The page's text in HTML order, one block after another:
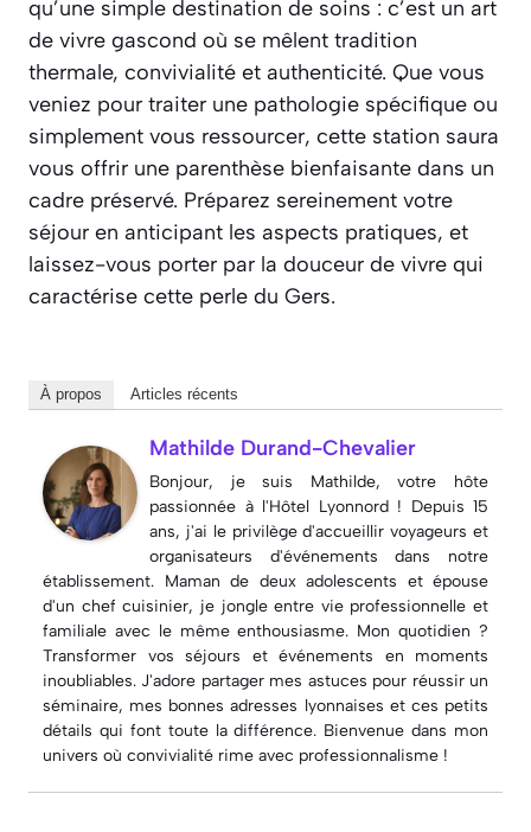
qu’une simple destination de soins : c’est un art
de vivre gascond où se mêlent tradition
thermale, convivialité et authenticité. Que vous
veniez pour traiter une pathologie spécifique ou
simplement vous ressourcer, cette station saura
vous offrir une parenthèse bienfaisante dans un
cadre préservé. Préparez sereinement votre
séjour en anticipant les aspects pratiques, et
laissez-vous porter par la douceur de vivre qui
caractérise cette perle du Gers.
À propos Articles récents
Mathilde Durand-Chevalier
Bonjour, je suis Mathilde, votre hôte
passionnée à l'Hôtel Lyonnord ! Depuis 15
ans, j'ai le privilège d'accueillir voyageurs et
organisateurs d'événements dans notre
établissement. Maman de deux adolescents et épouse
d'un chef cuisinier, je jongle entre vie professionnelle et
familiale avec le même enthousiasme. Mon quotidien ?
Transformer vos séjours et événements en moments
inoubliables. J'adore partager mes astuces pour réussir un
séminaire, mes bonnes adresses lyonnaises et ces petits
détails qui font toute la différence. Bienvenue dans mon
univers où convivialité rime avec professionnalisme !